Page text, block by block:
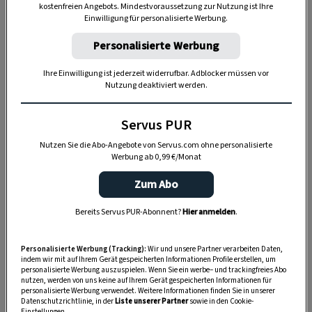
vor, inklusive aller Details, die später gegen das
Licht zu sehen sein sollen – wie z. B. die Fenster
unserer Burg. Nun an den Außenlinien
ausschneiden und mit einem Skalpell vorsichtig
die Innenlinien entfer­nen. Achtung: Die
Elemente müssen dabei immer in einem Stück
kostenfreien Angebots. Mindestvoraussetzung zur Nutzung ist Ihre
Einwilligung für personalisierte Werbung.
Personalisierte Werbung
Ihre Einwilligung ist jederzeit widerrufbar. Adblocker müssen vor
Nutzung deaktiviert werden.
Servus PUR
Nutzen Sie die Abo-Angebote von Servus.com ohne personalisierte
Werbung ab 0,99 €/Monat
Zum Abo
Bereits Servus PUR-Abonnent?Hier anmelden.
Personalisierte Werbung (Tracking): Wir und unsere Partner verarbeiten Daten,
indem wir mit auf Ihrem Gerät gespeicherten Informationen Profile erstellen, um
personalisierte Werbung auszuspielen. Wenn Sie ein werbe– und trackingfreies Abo
nutzen, werden von uns keine auf Ihrem Gerät gespeicherten Informationen für
personalisierte Werbung verwendet. Weitere Informationen finden Sie in unserer
Datenschutzrichtlinie, in derListe unserer Partnersowie in den Cookie-